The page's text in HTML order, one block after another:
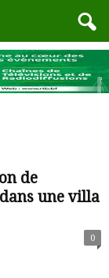
de
une villa
0